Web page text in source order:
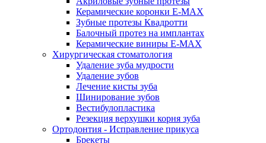
Керамические коронки E-MAX
Зубные протезы Квадротти
Балочный протез на имплантах
Керамические виниры E-MAX
Хирургическая стоматология
Удаление зуба мудрости
Удаление зубов
Лечение кисты зуба
Шинирование зубов
Вестибулопластика
Резекция верхушки корня зуба
Ортодонтия - Исправление прикуса
Брекеты